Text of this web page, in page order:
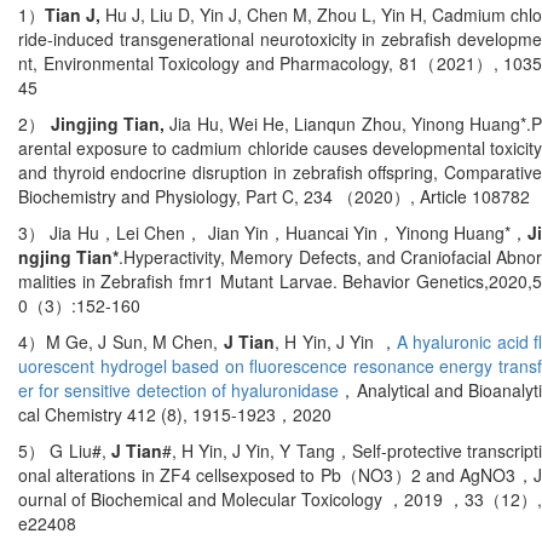
1 ） Tian J, Hu J, Liu D, Yin J, Chen M, Zhou L, Yin H, Cadmium chlo
ride-induced transgenerational neurotoxicity in zebrafish developme
nt, Environmental Toxicology and Pharmacology, 81 （2021 ） , 1035
45
2） Jingjing Tian, Jia Hu, Wei He, Lianqun Zhou, Yinong Huang*.P
arental exposure to cadmium chloride causes developmental toxicity
and thyroid endocrine disruption in zebrafish offspring, Comparative
Biochemistry and Physiology, Part C, 234
（2020） , Article 108782
3） Jia Hu ， Lei Chen ， Jian Yin ， Huancai Yin ， Yinong Huang*，Ji
ngjing Tian*.Hyperactivity, Memory Defects, and Craniofacial Abnor
malities in Zebrafish fmr1 Mutant Larvae. Behavior Genetics,2020,5
0 （3） :152-160
4） M Ge, J Sun, M Chen, J Tian, H Yin, J Yin ，A hyaluronic acid fl
uorescent hydrogel based on fluorescence resonance energy transf
er for sensitive detection of hyaluronidase ， Analytical and Bioanalyti
cal Chemistry 412 (8), 1915-1923 ， 2020
5） G Liu#, J Tian#, H Yin, J Yin, Y Tang ， Self‐protective transcripti
onal alterations in ZF4 cellsexposed to Pb（NO3 ） 2 and AgNO3 ，J
ournal of Biochemical and Molecular Toxicology ， 2019 ， 33 （12） ,
e22408